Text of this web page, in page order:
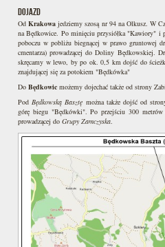
DOJAZD
OdKrakowajedziemy szosą nr 94 na Olkusz. W
na Będkowice. Po minięciu przysiółka "Kawiory" i
poboczu w pobliżu biegnącej w prawo gruntowej
cmentarza) prowadzącej do Doliny Będkowskiej.
skręcamy w lewo, by po ok. 0,5 km dojść do
znajdującej się za potokiem "Będkówka"
Do Będkowic możemy dojechać także od strony
PodBędkowską Basztę można także dojść od
górę biegu "Będkówki". Po przejściu 300
prowadzącej do Grupy Zamczyska